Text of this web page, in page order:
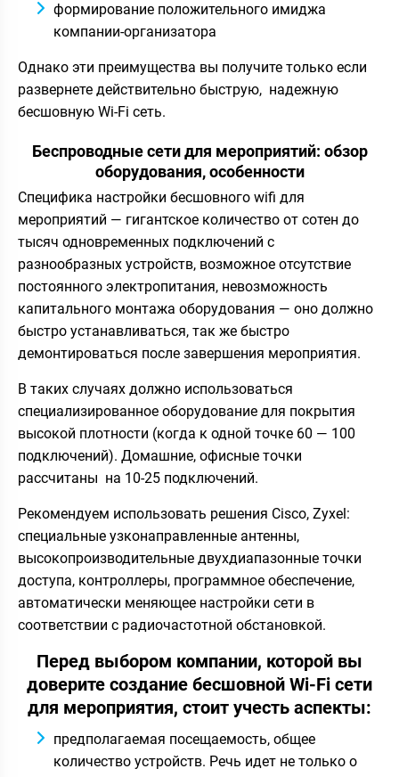
формирование положительного имиджа
компании-организатора
Однако эти преимущества вы получите только если
развернете действительно быструю, надежную
бесшовную Wi-Fi сеть.
Беспроводные сети для мероприятий: обзор
оборудования, особенности
Специфика настройки бесшовного wifi для
мероприятий — гигантское количество от сотен до
тысяч одновременных подключений с
разнообразных устройств, возможное отсутствие
постоянного электропитания, невозможность
капитального монтажа оборудования — оно должно
быстро устанавливаться, так же быстро
демонтироваться после завершения мероприятия.
В таких случаях должно использоваться
специализированное оборудование для покрытия
высокой плотности (когда к одной точке 60 — 100
подключений). Домашние, офисные точки
рассчитаны на 10-25 подключений.
Рекомендуем использовать решения Cisco, Zyxel:
специальные узконаправленные антенны,
высокопроизводительные двухдиапазонные точки
доступа, контроллеры, программное обеспечение,
автоматически меняющее настройки сети в
соответствии с радиочастотной обстановкой.
Перед выбором компании, которой вы
доверите создание бесшовной Wi-Fi сети
для мероприятия, стоит учесть аспекты:
предполагаемая посещаемость, общее
количество устройств. Речь идет не только о